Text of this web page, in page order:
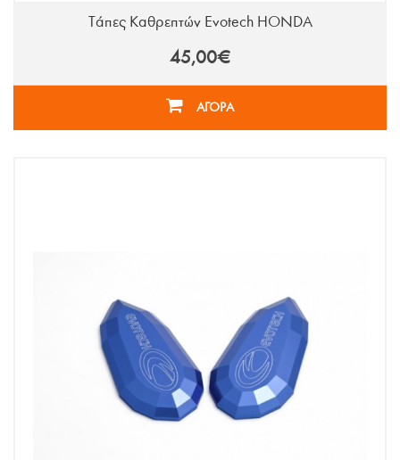
Τάπες Καθρεπτών Evotech HONDA
45,00€
ΑΓΟΡΑ